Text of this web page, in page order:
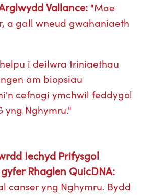
Vallance: "Mae
a gall wneud gwahaniaeth
i deilwra triniaethau
am biopsiau
cefnogi ymchwil feddygol
yng Nghymru."
Iechyd Prifysgol
Rhaglen QuicDNA:
canser yng Nghymru. Bydd